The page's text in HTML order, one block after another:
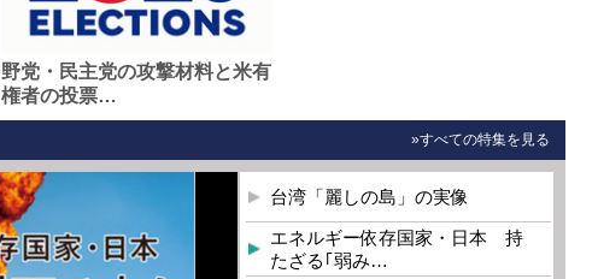
野党・民主党の攻撃材料と米有
権者の投票…
»すべての特集を見る
台湾「麗しの島」の実像
エネルギー依存国家・日本 持
たざる｢弱み…